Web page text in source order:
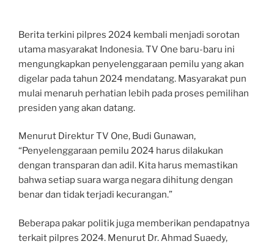
Berita terkini pilpres 2024 kembali menjadi sorotan
utama masyarakat Indonesia. TV One baru-baru ini
mengungkapkan penyelenggaraan pemilu yang akan
digelar pada tahun 2024 mendatang. Masyarakat pun
mulai menaruh perhatian lebih pada proses pemilihan
presiden yang akan datang.
Menurut Direktur TV One, Budi Gunawan,
“Penyelenggaraan pemilu 2024 harus dilakukan
dengan transparan dan adil. Kita harus memastikan
bahwa setiap suara warga negara dihitung dengan
benar dan tidak terjadi kecurangan.”
Beberapa pakar politik juga memberikan pendapatnya
terkait pilpres 2024. Menurut Dr. Ahmad Suaedy,